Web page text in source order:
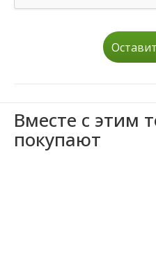
Вместе с этим
покупают